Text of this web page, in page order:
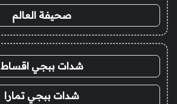
صحيفة العالم
شدات ببجي اقساط
شدات ببجي تمارا